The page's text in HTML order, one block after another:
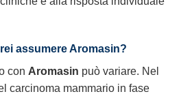
assumere Aromasin?
con Aromasin può variare. Nel
carcinoma mammario in fase